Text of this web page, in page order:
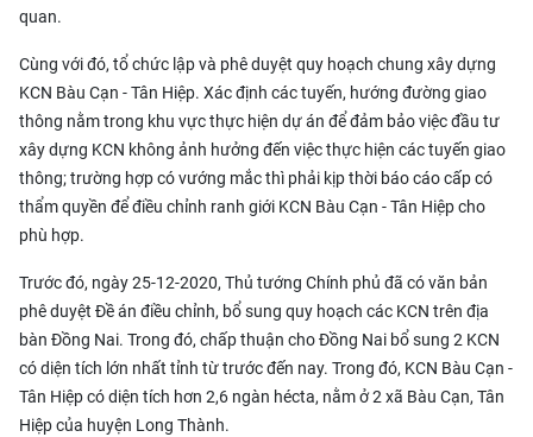
quan.
Cùng với đó, tổ chức lập và phê duyệt quy hoạch chung xây dựng
KCN Bàu Cạn - Tân Hiệp. Xác định các tuyến, hướng đường giao
thông nằm trong khu vực thực hiện dự án để đảm bảo việc đầu tư
xây dựng KCN không ảnh hưởng đến việc thực hiện các tuyến giao
thông; trường hợp có vướng mắc thì phải kịp thời báo cáo cấp có
thẩm quyền để điều chỉnh ranh giới KCN Bàu Cạn - Tân Hiệp cho
phù hợp.
Trước đó, ngày 25-12-2020, Thủ tướng Chính phủ đã có văn bản
phê duyệt Đề án điều chỉnh, bổ sung quy hoạch các KCN trên địa
bàn Đồng Nai. Trong đó, chấp thuận cho Đồng Nai bổ sung 2 KCN
có diện tích lớn nhất tỉnh từ trước đến nay. Trong đó, KCN Bàu Cạn -
Tân Hiệp có diện tích hơn 2,6 ngàn hécta, nằm ở 2 xã Bàu Cạn, Tân
Hiệp của huyện Long Thành.